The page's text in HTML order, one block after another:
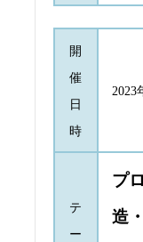
開
催
日
時
2023
テ
ー
プ
造